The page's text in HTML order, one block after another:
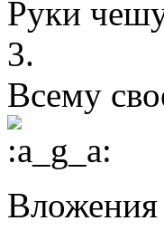
Руки
3.
Всему
Вложения